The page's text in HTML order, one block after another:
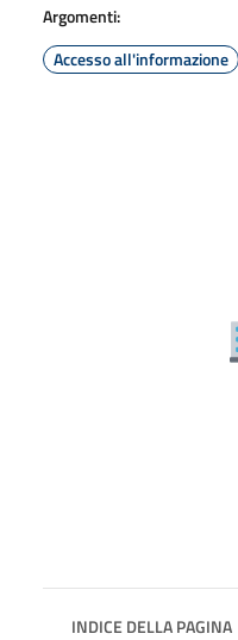
Argomenti:
Accesso all'informazione
INDICE DELLA PAGINA